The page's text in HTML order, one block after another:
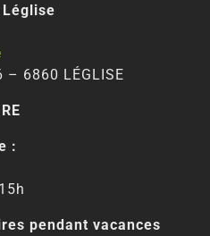
– 6860 LÉGLISE
:
pendant vacances